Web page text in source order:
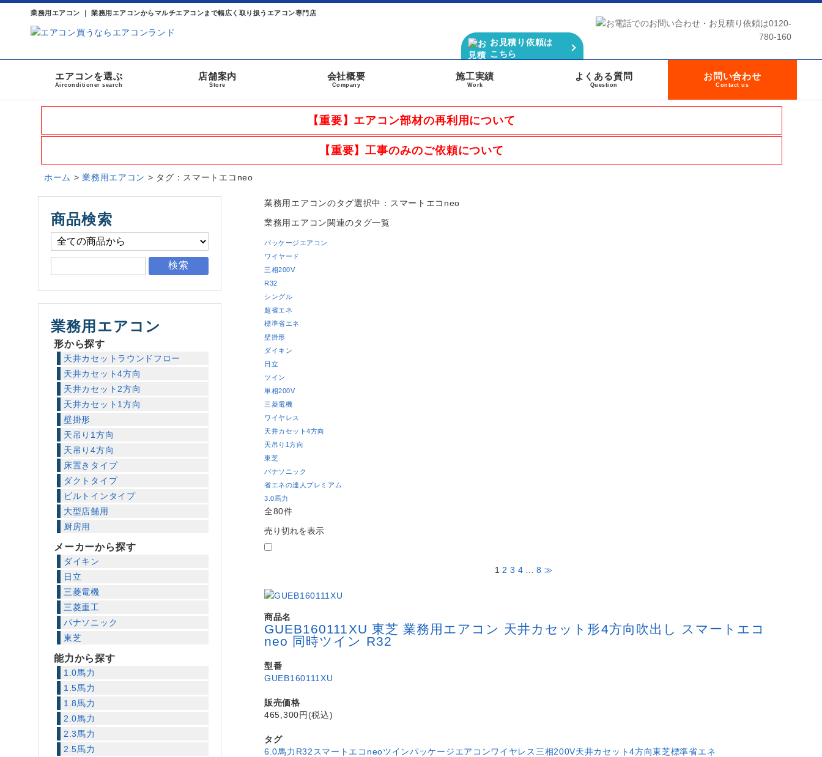
業務用エアコン ｜ 業務用エアコンからマルチエアコンまで幅広く取り扱うエアコン専門店
お見積り依頼は
こちら
エアコンを選ぶ
Airconditioner search
店舗案内
Store
会社概要
Company
施工実績
Work
よくある質問
Question
お問い合わせ
Contact us
【重要】エアコン部材の再利用について
【重要】工事のみのご依頼について
ホーム >業務用エアコン > タグ：スマートエコneo
業務用エアコンのタグ選択中：スマートエコneo
業務用エアコン関連のタグ一覧
パッケージエアコン
ワイヤード
三相200V
R32
シングル
超省エネ
標準省エネ
壁掛形
ダイキン
日立
ツイン
単相200V
三菱電機
ワイヤレス
天井カセット4方向
天吊り1方向
東芝
パナソニック
省エネの達人プレミアム
3.0馬力
全80件
売り切れを表示
1 2 3 4 8 ≫
商品名
GUEB160111XU 東芝 業務用エアコン 天井カセット形4方向吹出し スマートエコ
neo 同時ツイン R32
型番
GUEB160111XU
販売価格
465,300円(税込)
タグ
6.0馬力 R32 スマートエコneoツインパッケージエアコンワイヤレス 三相200V天井カセット4方向東芝標準省エネ
商品検索
検索
業務用エアコン
形から探す
天井カセットラウンドフロー
天井カセット4方向
天井カセット2方向
天井カセット1方向
壁掛形
天吊り1方向
天吊り4方向
床置きタイプ
ダクトタイプ
ビルトインタイプ
大型店舗用
厨房用
メーカーから探す
ダイキン
日立
三菱電機
三菱重工
パナソニック
東芝
能力から探す
1.0馬力
1.5馬力
1.8馬力
2.0馬力
2.3馬力
2.5馬力